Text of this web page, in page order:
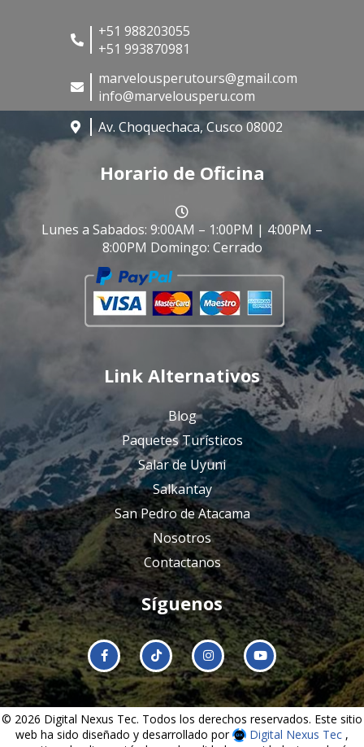
+51 988203055
+51 993870981
marvelousperutours@gmail.com
info@marvelousperu.com
Av. Choquechaca, Cusco 08002
Horario de Oficina
Lunes a Sabados: 9:00AM – 1:00PM | 4:00PM –
8:00PM Domingo: Cerrado
Link Alternativos
Blog
Paquetes Turísticos
Salar de Uyuni
Salkantay
San Pedro de Atacama
Nosotros
Contactanos
Síguenos
© 2026 Digital Nexus Tec. Todos los derechos reservados. Este sitio
web ha sido diseñado y desarrollado por
Digital Nexus Tec ,